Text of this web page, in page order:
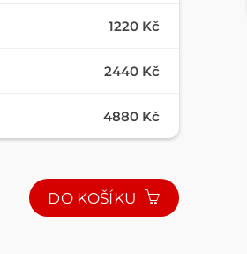
1220 Kč
2440 Kč
4880 Kč
DO KOŠÍKU